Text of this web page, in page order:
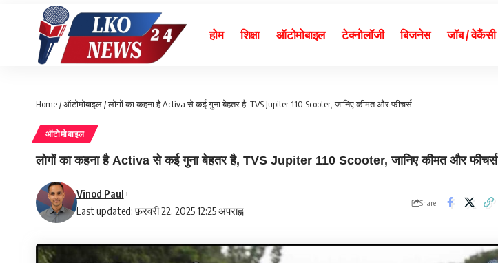
होम शिक्षा ऑटोमोबाइल टेक्नोलॉजी बिजनेस जॉब / वेकैंसी
Home/ऑटोमोबाइल/लोगों का कहना है Activa से कई गुना बेहतर है, TVS Jupiter 110 Scooter, जानिए कीमत और फीचर्स
ऑटोमोबाइल
लोगों का कहना है Activa से कई गुना बेहतर है, TVS Jupiter 110 Scooter, जानिए कीमत और फीचर्स
Last updated: फ़रवरी 22, 2025 12:25 अपराह्न
Vinod Paul
Share